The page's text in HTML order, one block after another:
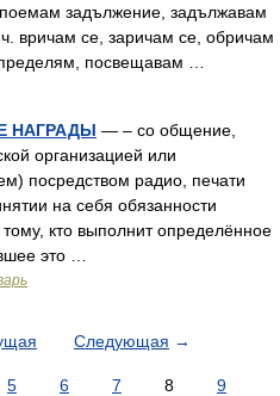
задължение, задължавам
вричам се, заричам се, обричам
посвещавам …
НАГРАДЫ — – со общение,
организацией или
посредством радио, печати
на себя обязанности
кто выполнит определённое
это …
Следующая →
5 6 7 8
9